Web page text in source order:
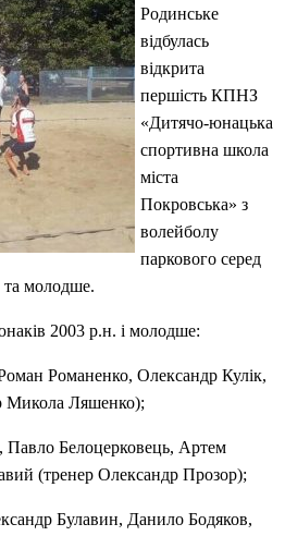
Родинське
відбулась
відкрита
першість КПНЗ
«Дитячо-юнацька
спортивна школа
міста
Покровська» з
волейболу
паркового серед
та молодше.
2003 р.н. і молодше:
Романенко, Олександр Кулік,
Микола Ляшенко);
Павло Белоцерковець, Артем
(тренер Олександр Прозор);
Булавин, Данило Бодяков,